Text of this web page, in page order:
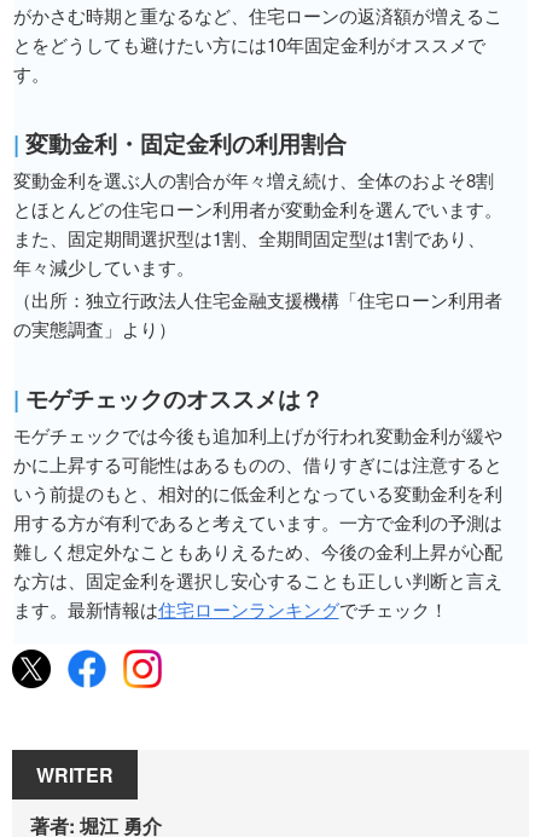
がかさむ時期と重なるなど、住宅ローンの返済額が増えるこ
とをどうしても避けたい方には10年固定金利がオススメで
す。
| 変動金利・固定金利の利用割合
変動金利を選ぶ人の割合が年々増え続け、全体のおよそ8割
とほとんどの住宅ローン利用者が変動金利を選んでいます。
また、固定期間選択型は1割、全期間固定型は1割であり、
年々減少しています。
（出所：独立行政法人住宅金融支援機構「住宅ローン利用者
の実態調査」より）
| モゲチェックのオススメは？
モゲチェックでは今後も追加利上げが行われ変動金利が緩や
かに上昇する可能性はあるものの、借りすぎには注意すると
いう前提のもと、相対的に低金利となっている変動金利を利
用する方が有利であると考えています。一方で金利の予測は
難しく想定外なこともありえるため、今後の金利上昇が心配
な方は、固定金利を選択し安心することも正しい判断と言え
ます。最新情報は住宅ローンランキングでチェック！
WRITER
著者: 堀江 勇介